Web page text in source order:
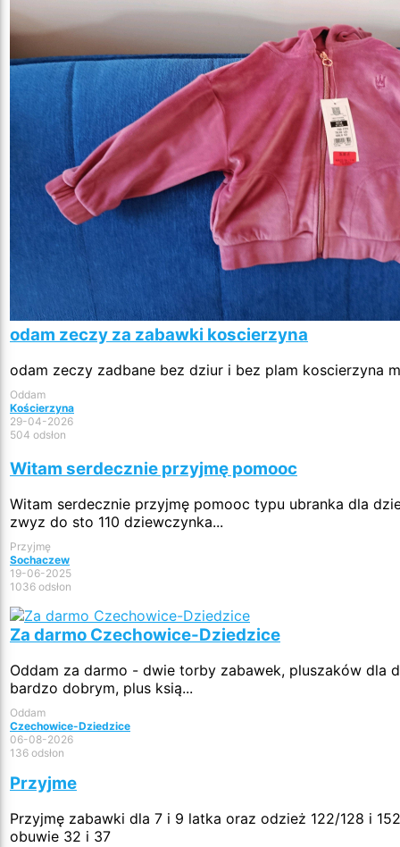
odam zeczy za zabawki koscierzyna
odam zeczy zadbane bez dziur i bez plam koscierzyna
Oddam
Kościerzyna
29-04-2026
504 odsłon
Witam serdecznie przyjmę pomooc
Witam serdecznie przyjmę pomooc typu ubranka dla
zwyz do sto 110 dziewczynka...
Przyjmę
Sochaczew
19-06-2025
1036 odsłon
Za darmo Czechowice-Dziedzice
Oddam za darmo - dwie torby zabawek, pluszaków dla
bardzo dobrym, plus ksią...
Oddam
Czechowice-Dziedzice
06-08-2026
136 odsłon
Przyjme
Przyjmę zabawki dla 7 i 9 latka oraz odzież 122/128 i
obuwie 32 i 37